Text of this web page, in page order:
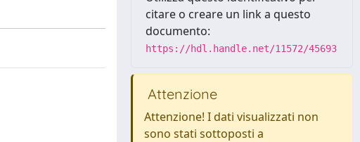
citare o creare un link a questo
documento:
https://hdl.handle.net/11572/45693
Attenzione
Attenzione! I dati visualizzati non
sono stati sottoposti a